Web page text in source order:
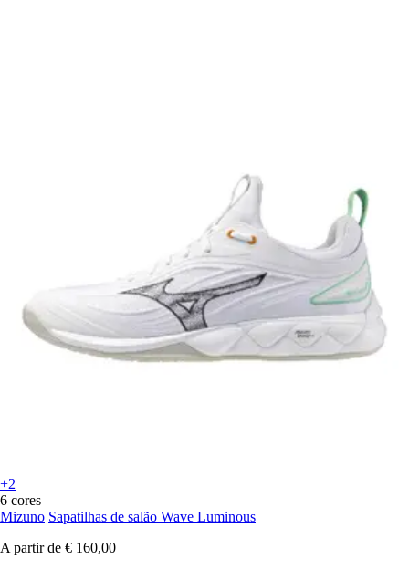
+2
6 cores
Mizuno Sapatilhas de salão Wave Luminous
A partir de € 160,00